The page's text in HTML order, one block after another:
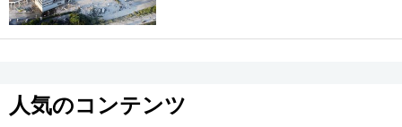
人気のコンテンツ